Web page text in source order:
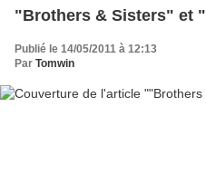
"Brothers & Sisters" et
Publié le 14/05/2011 à 12:13
Par Tomwin